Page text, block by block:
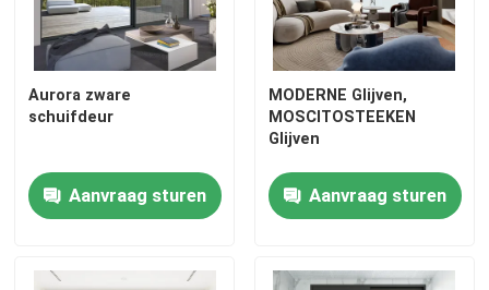
Aurora zware
schuifdeur
Aanvraag sturen
MODERNE Glijven,
MOSCITOSTEEKEN
Glijven
Aanvraag sturen